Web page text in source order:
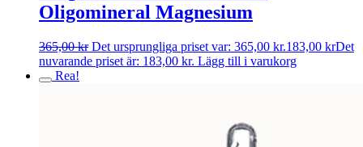
Oligomineral Magnesium
365,00kr Det ursprungliga priset var: 365,00 kr.183,00 krDet
nuvarande priset är: 183,00 kr. Lägg till i varukorg
Rea!